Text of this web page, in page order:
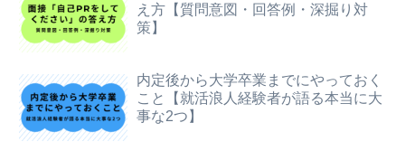
え方【質問意図・回答例・深掘り対
策】
内定後から大学卒業までにやっておく
こと【就活浪人経験者が語る本当に大
事な2つ】